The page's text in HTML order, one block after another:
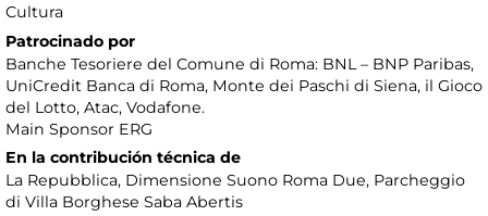
Cultura
Patrocinado por
Banche Tesoriere del Comune di Roma: BNL – BNP Paribas,
UniCredit Banca di Roma, Monte dei Paschi di Siena, il Gioco
del Lotto, Atac, Vodafone.
Main Sponsor ERG
En la contribución técnica de
La Repubblica, Dimensione Suono Roma Due, Parcheggio
di Villa Borghese Saba Abertis